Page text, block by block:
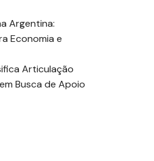
Argentina:
Economia e
Articulação
Busca de Apoio